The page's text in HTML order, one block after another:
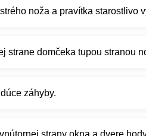
noža a pravítka starostlivo
strane domčeka tupou stranou
záhyby.
strany okna a dvere